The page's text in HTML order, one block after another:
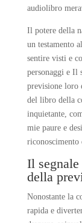
audiolibro
Il potere della
un testamento
sentire visti e
personaggi e Il
previsione loro
del libro della
inquietante,
mie paure e
riconoscimento
Il
della
Nonostante la
rapida e